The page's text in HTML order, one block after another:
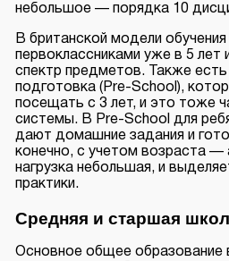
небольшое — порядка 10
В британской модели
первоклассниками уже в 5 лет
спектр предметов. Также
подготовка (Pre-School),
посещать с 3 лет, и это тоже
системы. В Pre-School для
дают домашние задания и
конечно, с учетом возраста —
нагрузка небольшая, и
практики.
Средняя и старшая
Основное общее образование